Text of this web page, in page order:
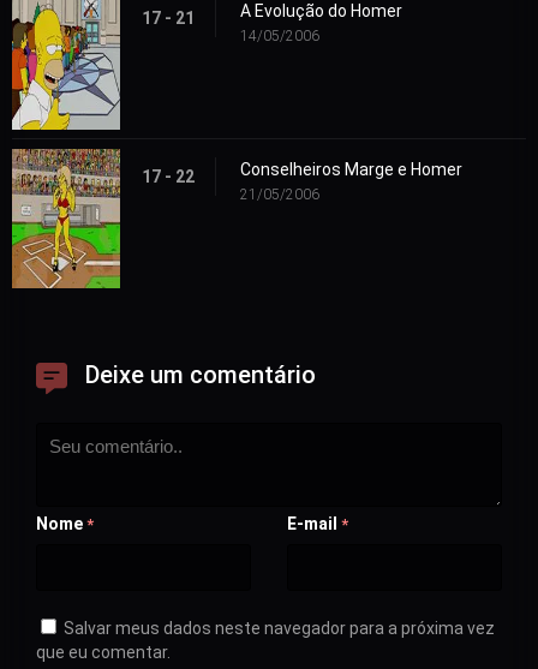
17 - 21 A Evolução do Homer
14/05/2006
17 - 22 Conselheiros Marge e Homer
21/05/2006
Deixe um comentário
Nome * E-mail *
Salvar meus dados neste navegador para a próxima vez
que eu comentar.